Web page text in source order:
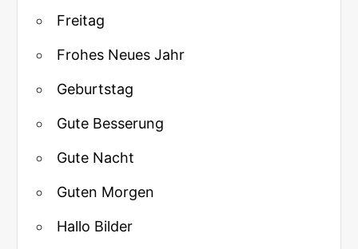
Freitag
Frohes Neues Jahr
Geburtstag
Gute Besserung
Gute Nacht
Guten Morgen
Hallo Bilder